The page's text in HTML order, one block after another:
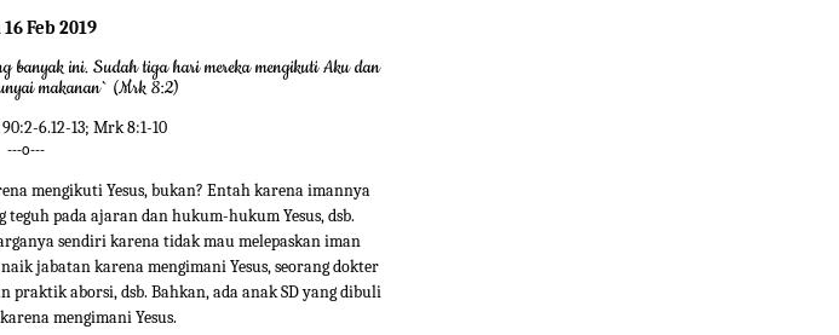
Feb 2019
banyak ini. Sudah tiga hari mereka mengikuti Aku dan
makanan` (Mrk 8:2)
6.12-13; Mrk 8:1-10
---o---
mengikuti Yesus, bukan? Entah karena imannya
teguh pada ajaran dan hukum-hukum Yesus, dsb.
sendiri karena tidak mau melepaskan iman
jabatan karena mengimani Yesus, seorang dokter
praktik aborsi, dsb. Bahkan, ada anak SD yang dibuli
mengimani Yesus.